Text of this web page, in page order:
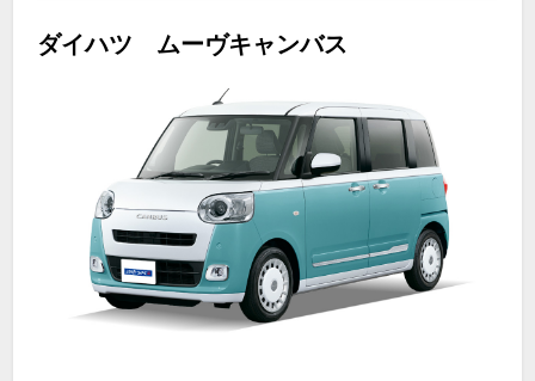
ダイハツ ムーヴキャンバス